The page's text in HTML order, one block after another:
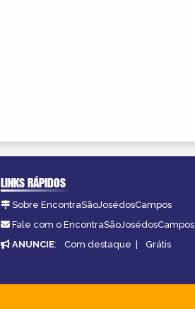
LINKS RÁPIDOS
Sobre EncontraSãoJosédosCampos
Fale com o EncontraSãoJosédosCampos
ANUNCIE: Com destaque | Grátis